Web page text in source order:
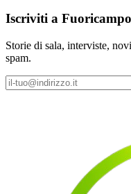
Iscriviti a Fuoricampo
Storie di sala, interviste,
spam.